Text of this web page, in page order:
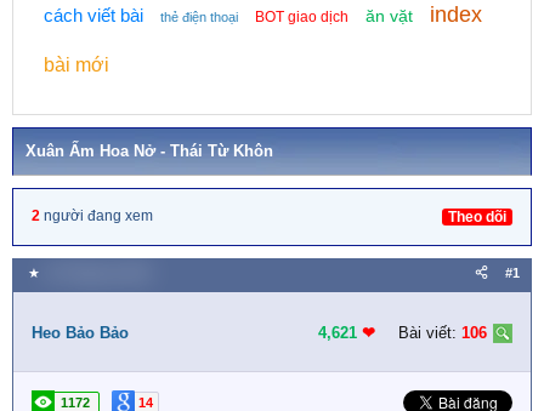
cách viết bài thẻ điện thoại BOT giao dịch ăn vặt index
bài mới
Xuân Ấm Hoa Nở - Thái Từ Khôn
2 người đang xem Theo dõi
★ #1
Heo Bảo Bảo 4,621 ❤︎ Bài viết: 106
1172 14